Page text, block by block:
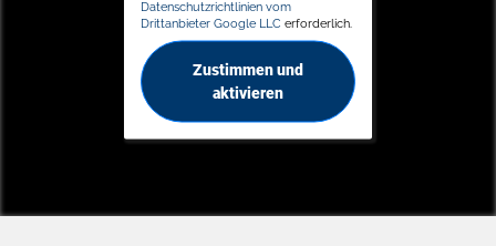
Datenschutzrichtlinien vom
Drittanbieter Google LLC erforderlich.
Zustimmen und
aktivieren